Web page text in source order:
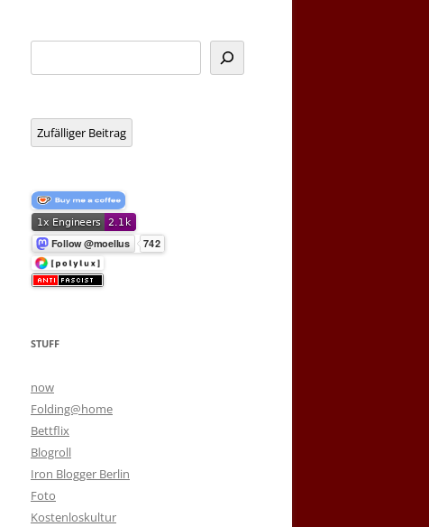
Zufälliger Beitrag
STUFF
now
Folding@home
Bettflix
Blogroll
Iron Blogger Berlin
Foto
Kostenloskultur